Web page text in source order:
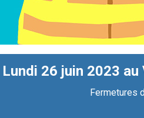
Lundi 26 juin 2023
Fermetures